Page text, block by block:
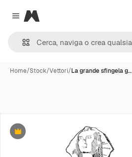
Close menu
Magnific
Home/Stock/Vettori/La grande sfingela g…
Premium